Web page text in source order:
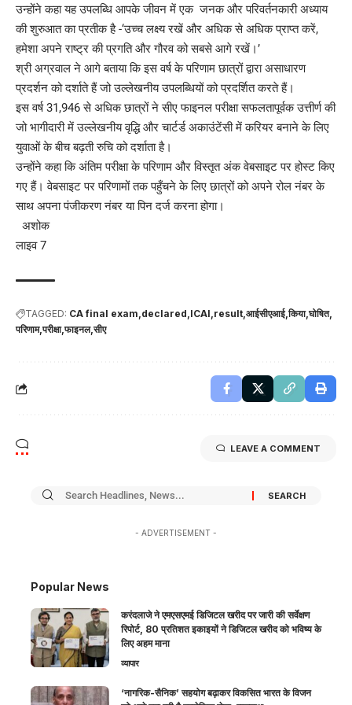
उन्होंने कहा यह उपलब्धि आपके जीवन में एक जनक और परिवर्तनकारी अध्याय
की शुरुआत का प्रतीक है -‘उच्च लक्ष्य रखें और अधिक से अधिक प्राप्त करें,
हमेशा अपने राष्ट्र की प्रगति और गौरव को सबसे आगे रखें।’
श्री अग्रवाल ने आगे बताया कि इस वर्ष के परिणाम छात्रों द्वारा असाधारण
प्रदर्शन को दर्शाते हैं जो उल्लेखनीय उपलब्धियों को प्रदर्शित करते हैं।
इस वर्ष 31,946 से अधिक छात्रों ने सीए फाइनल परीक्षा सफलतापूर्वक उत्तीर्ण की
जो भागीदारी में उल्लेखनीय वृद्धि और चार्टर्ड अकाउंटेंसी में करियर बनाने के लिए
युवाओं के बीच बढ़ती रुचि को दर्शाता है।
उन्होंने कहा कि अंतिम परीक्षा के परिणाम और विस्तृत अंक वेबसाइट पर होस्ट किए
गए हैं। वेबसाइट पर परिणामों तक पहुँचने के लिए छात्रों को अपने रोल नंबर के
साथ अपना पंजीकरण नंबर या पिन दर्ज करना होगा।
अशोक
लाइव 7
TAGGED: CA final exam declared ICAI result आईसीएआई किया घोषित
परिणाम परीक्षा फाइनल सीए
LEAVE A COMMENT
- ADVERTISEMENT -
Popular News
करंदलाजे ने एमएसएमई डिजिटल खरीद पर जारी की सर्वेक्षण
रिपोर्ट, 80 प्रतिशत इकाइयों ने डिजिटल खरीद को भविष्य के
लिए अहम माना
व्यापार
‘नागरिक-सैनिक’ सहयोग बढ़ाकर विकसित भारत के विजन